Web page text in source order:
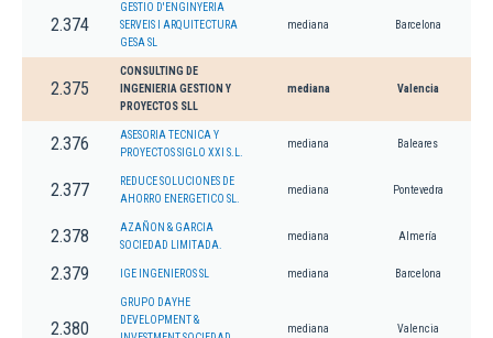
2.374
GESTIO D'ENGINYERIA
SERVEIS I ARQUITECTURA
GESA SL
mediana Barcelona
2.375
CONSULTING DE
INGENIERIA GESTION Y
PROYECTOS SLL
mediana Valencia
2.376
ASESORIA TECNICA Y
PROYECTOS SIGLO XXI S.L.
mediana Baleares
2.377
REDUCE SOLUCIONES DE
AHORRO ENERGETICO SL.
mediana Pontevedra
2.378
AZAÑON & GARCIA
SOCIEDAD LIMITADA.
mediana Almería
2.379 IGE INGENIEROS SL mediana Barcelona
2.380
GRUPO DAYHE
DEVELOPMENT &
mediana Valencia